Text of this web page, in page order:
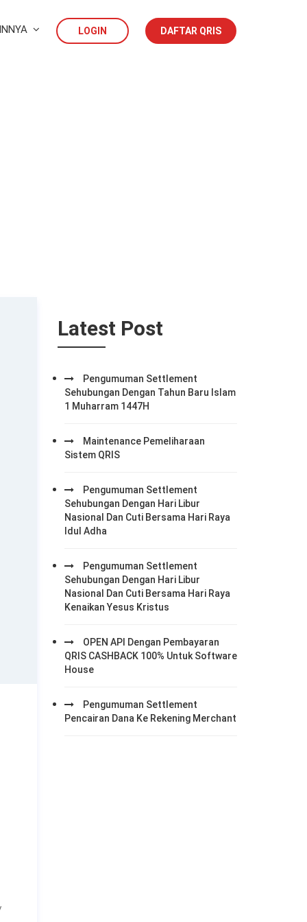
LOGIN DAFTAR QRIS
Latest Post
Pengumuman Settlement
Sehubungan Dengan Tahun Baru Islam
1 Muharram 1447H
Maintenance Pemeliharaan
Sistem QRIS
Pengumuman Settlement
Sehubungan Dengan Hari Libur
Nasional Dan Cuti Bersama Hari Raya
Idul Adha
Pengumuman Settlement
Sehubungan Dengan Hari Libur
Nasional Dan Cuti Bersama Hari Raya
Kenaikan Yesus Kristus
OPEN API Dengan Pembayaran
QRIS CASHBACK 100% Untuk Software
House
Pengumuman Settlement
Pencairan Dana Ke Rekening Merchant